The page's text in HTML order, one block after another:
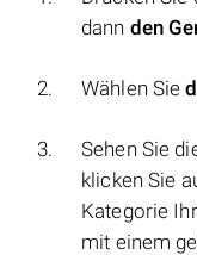
dann den
Wählen Sie
Sehen Sie
klicken Sie
Kategorie
mit einem